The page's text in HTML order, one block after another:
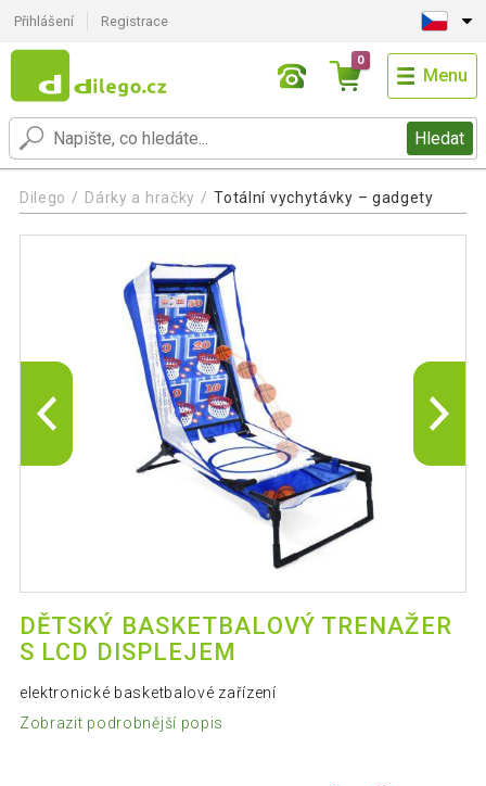
Přihlášení Registrace
Hledat
0
Menu
Dilego Dárky a hračky Totální vychytávky – gadgety
DĚTSKÝ BASKETBALOVÝ TRENAŽER
S LCD DISPLEJEM
elektronické basketbalové zařízení
Zobrazit podrobnější popis